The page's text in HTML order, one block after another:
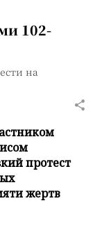
102-
на
протест
жертв